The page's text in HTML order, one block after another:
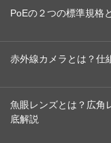
PoEの２つの標準規格
赤外線カメラとは？仕
魚眼レンズとは？広角
底解説